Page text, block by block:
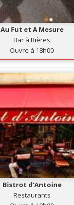
Au Fut et A Mesure
Bar à Bières
Ouvre à 18h00
Bistrot d'Antoine
Restaurants